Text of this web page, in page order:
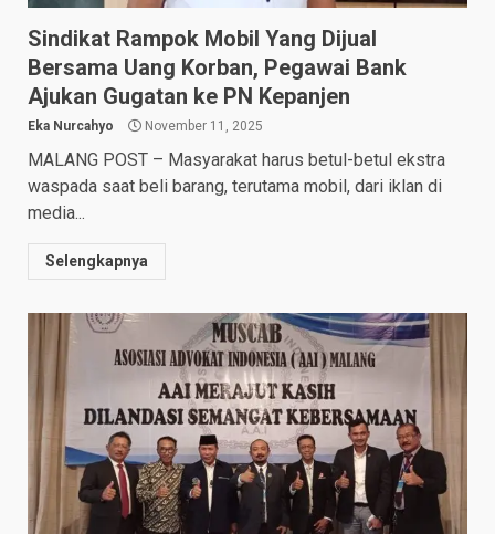
Sindikat Rampok Mobil Yang Dijual
Bersama Uang Korban, Pegawai Bank
Ajukan Gugatan ke PN Kepanjen
Eka Nurcahyo November 11, 2025
MALANG POST – Masyarakat harus betul-betul ekstra
waspada saat beli barang, terutama mobil, dari iklan di
media...
Selengkapnya